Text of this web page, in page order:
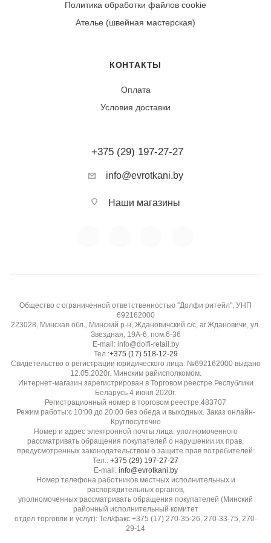
изнаночной стороны.
первой стирки возможна незначительная усадка (2-
абстрактного рисунка к выцветанию. Плотное
переплетение полотна гарантирует устойчивость к
Высокая, дышащая
Гладкость / скользкость:
Удобна в раскрое, не скользит
Прозрачность:
Непрозрачная
Устойчивость к пиллингу:
Высокая, не скатывается
Бренд / производитель:
Политика обработки файлов cookie
Ателье (швейная мастерская)
КОНТАКТЫ
Оплата
Условия доставки
+375 (29) 197-27-27
info@evrotkani.by
Наши магазины
Общество с ограниченной ответственностью "Долфи ритейл", УНП
692162000
223028, Минская обл., Минский р-н, Ждановичский с/с, аг.Ждановичи, ул.
Звездная, 19А-6, пом.6-36
E-mail: info@dolfi-retail.by
Тел.:+375 (17) 518-12-29
Свидетельство о регистрации юридического лица: №692162000 выдано
12.05.2020г. Минским райисполкомом.
Интернет-магазин зарегистрирован в Торговом реестре Республики
Беларусь 4 июня 2020г.
Регистрационный номер в торговом реестре:483707
Режим работы:с 10:00 до 20:00 без обеда и выходных. Заказ онлайн-
Круглосуточно
Номер и адрес электронной почты лица, уполномоченного
рассматривать обращения покупателей о нарушении их прав,
предусмотренных законодательством о защите прав потребителей:
Тел.: +375 (29) 197-27-27
E-mail: info@evrotkani.by
Номер телефона работников местных исполнительных и
распорядительных органов,
уполномоченных рассматривать обращения покупателей (Минский
районный исполнительный комитет
отдел торговли и услуг): Тел/факс +375 (17) 270-35-26, 270-33-75, 270-
29-14